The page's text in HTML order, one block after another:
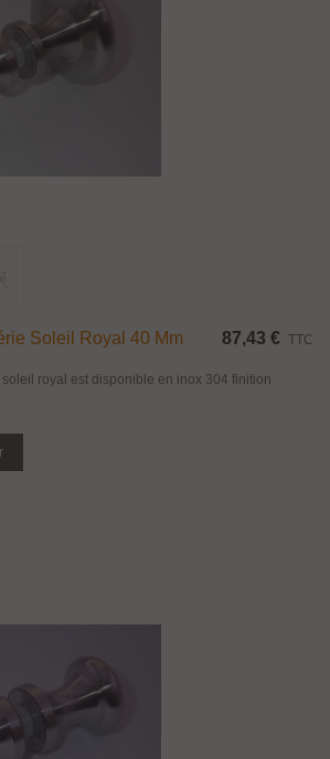
Soleil Royal 40 Mm 87,43 € TTC
royal est disponible en inox 304 finition